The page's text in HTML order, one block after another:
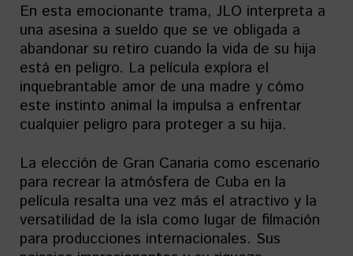
En esta emocionante trama, JLO interpreta a
una asesina a sueldo que se ve obligada a
abandonar su retiro cuando la vida de su hija
está en peligro. La película explora el
inquebrantable amor de una madre y cómo
este instinto animal la impulsa a enfrentar
cualquier peligro para proteger a su hija.
La elección de Gran Canaria como escenario
para recrear la atmósfera de Cuba en la
película resalta una vez más el atractivo y la
versatilidad de la isla como lugar de filmación
para producciones internacionales. Sus